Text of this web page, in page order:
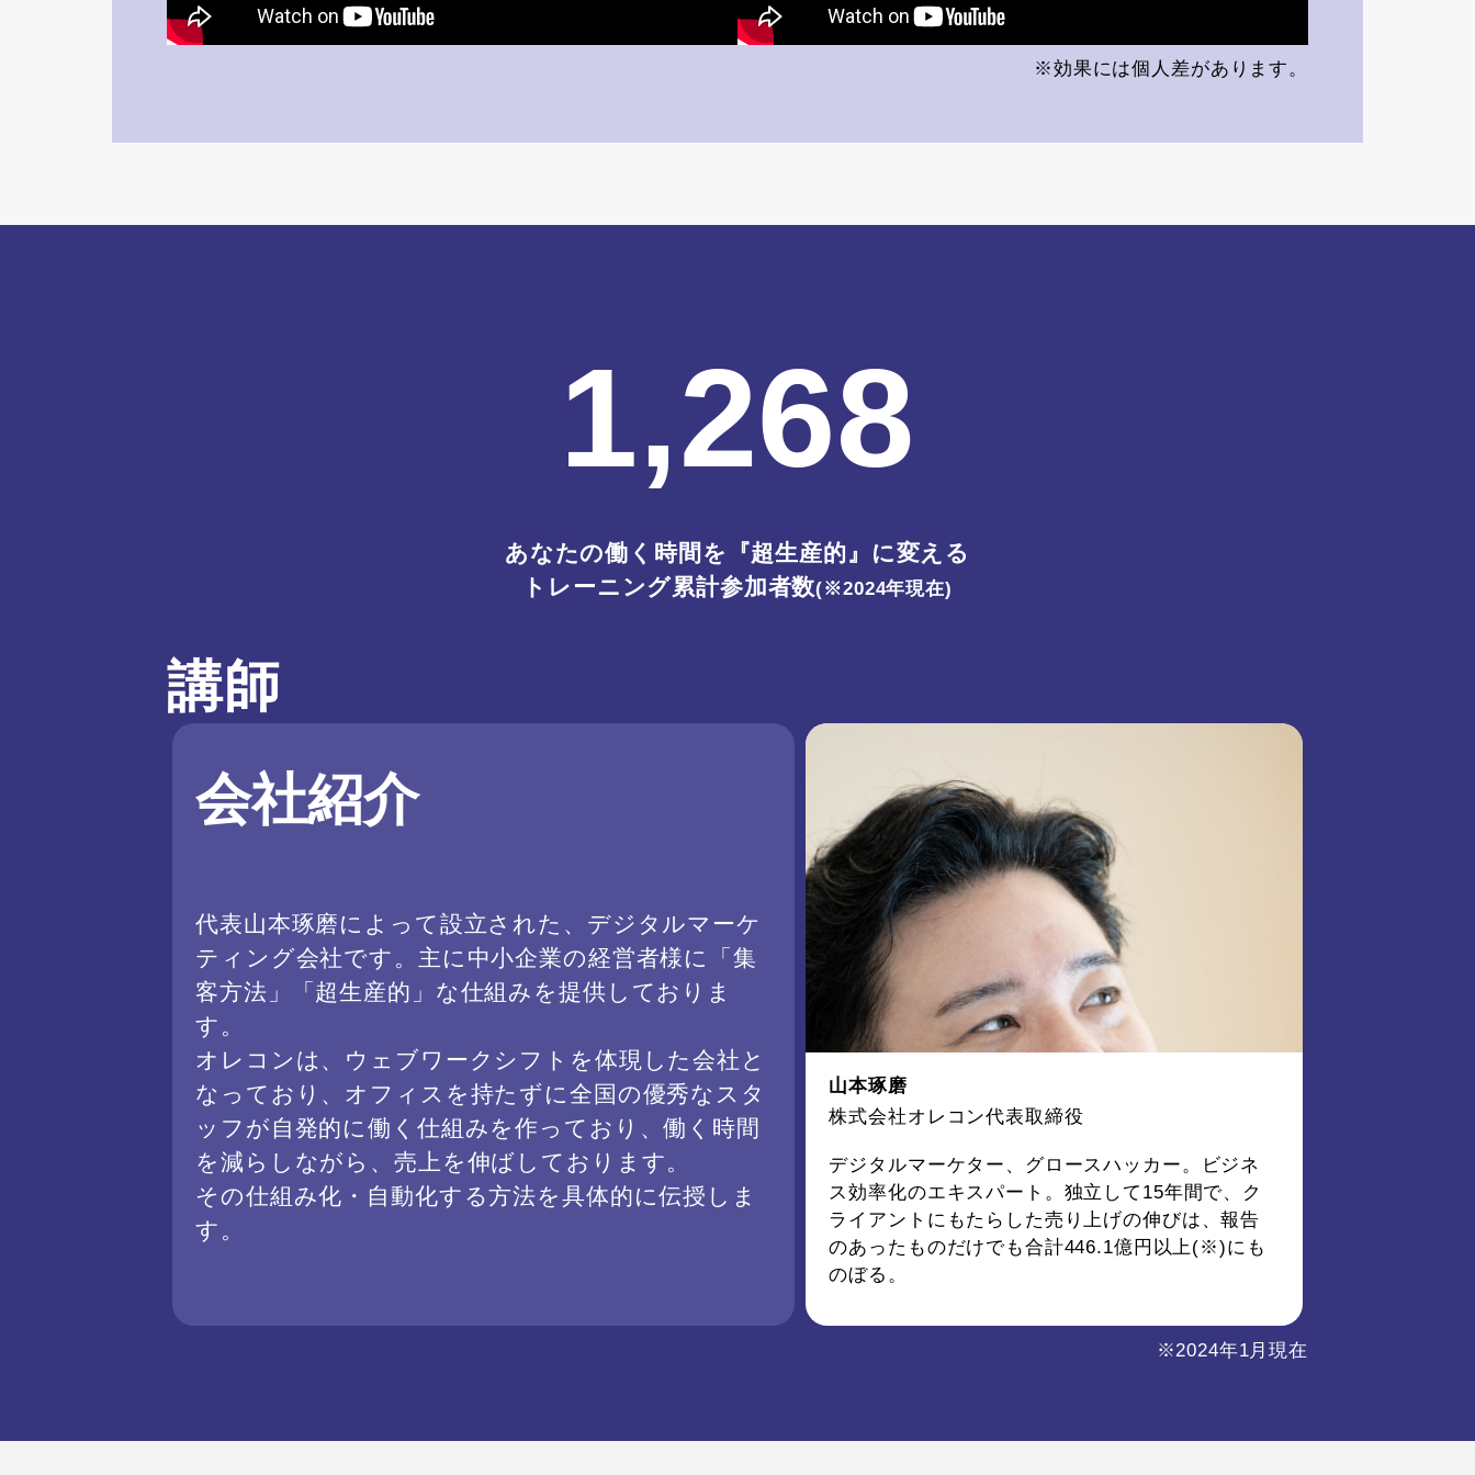
※効果には個人差があります。
1,268
あなたの働く時間を『超生産的』に変える
トレーニング累計参加者数(※2024年現在)
講師
会社紹介
代表山本琢磨によって設立された、デジタルマーケ
ティング会社です。主に中小企業の経営者様に「集
客方法」「超生産的」な仕組みを提供しておりま
す。
オレコンは、ウェブワークシフトを体現した会社と
なっており、オフィスを持たずに全国の優秀なスタ
ッフが自発的に働く仕組みを作っており、働く時間
を減らしながら、売上を伸ばしております。
その仕組み化・自動化する方法を具体的に伝授しま
す。
山本琢磨
株式会社オレコン代表取締役
デジタルマーケター、グロースハッカー。ビジネ
ス効率化のエキスパート。独立して15年間で、ク
ライアントにもたらした売り上げの伸びは、報告
のあったものだけでも合計446.1億円以上(※)にも
のぼる。
※2024年1月現在